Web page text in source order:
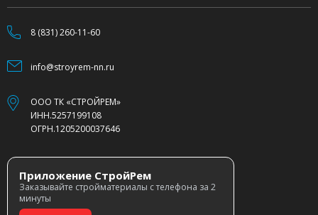
8 (831) 260-11-60
info@stroyrem-nn.ru
ООО ТК «СТРОЙРЕМ»
ИНН.5257199108
ОГРН.1205200037646
Приложение СтройРем
Заказывайте стройматериалы с телефона за 2
минуты